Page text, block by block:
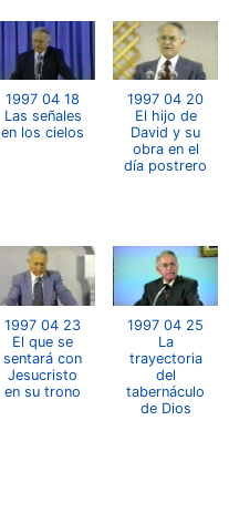
1997 04 18
Las señales
en los cielos
1997 04 20
El hijo de
David y su
obra en el
día postrero
1997 04 23
El que se
sentará con
Jesucristo
en su trono
1997 04 25
La
trayectoria
del
tabernáculo
de Dios